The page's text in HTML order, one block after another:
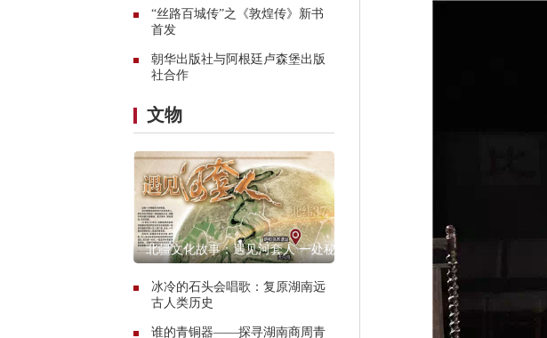
“丝路百城传”之《敦煌传》新书
首发
朝华出版社与阿根廷卢森堡出版
社合作
文物
北疆文化故事：遇见河套人 一处秘
冰冷的石头会唱歌：复原湖南远
古人类历史
谁的青铜器——探寻湖南商周青